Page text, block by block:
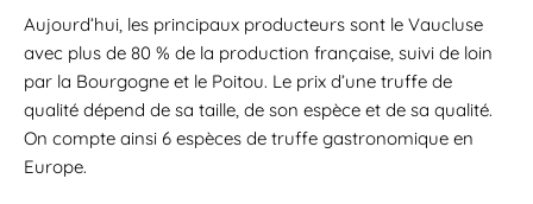
Aujourd’hui, les principaux producteurs sont le Vaucluse
avec plus de 80 % de la production française, suivi de loin
par la Bourgogne et le Poitou. Le prix d’une truffe de
qualité dépend de sa taille, de son espèce et de sa qualité.
On compte ainsi 6 espèces de truffe gastronomique en
Europe.